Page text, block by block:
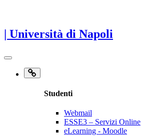
| Università di Napoli
Studenti
Webmail
ESSE3 – Servizi Online
eLearning - Moodle